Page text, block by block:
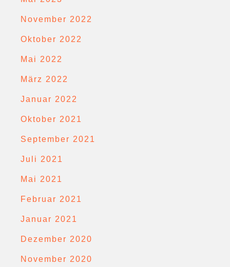
November 2022
Oktober 2022
Mai 2022
März 2022
Januar 2022
Oktober 2021
September 2021
Juli 2021
Mai 2021
Februar 2021
Januar 2021
Dezember 2020
November 2020